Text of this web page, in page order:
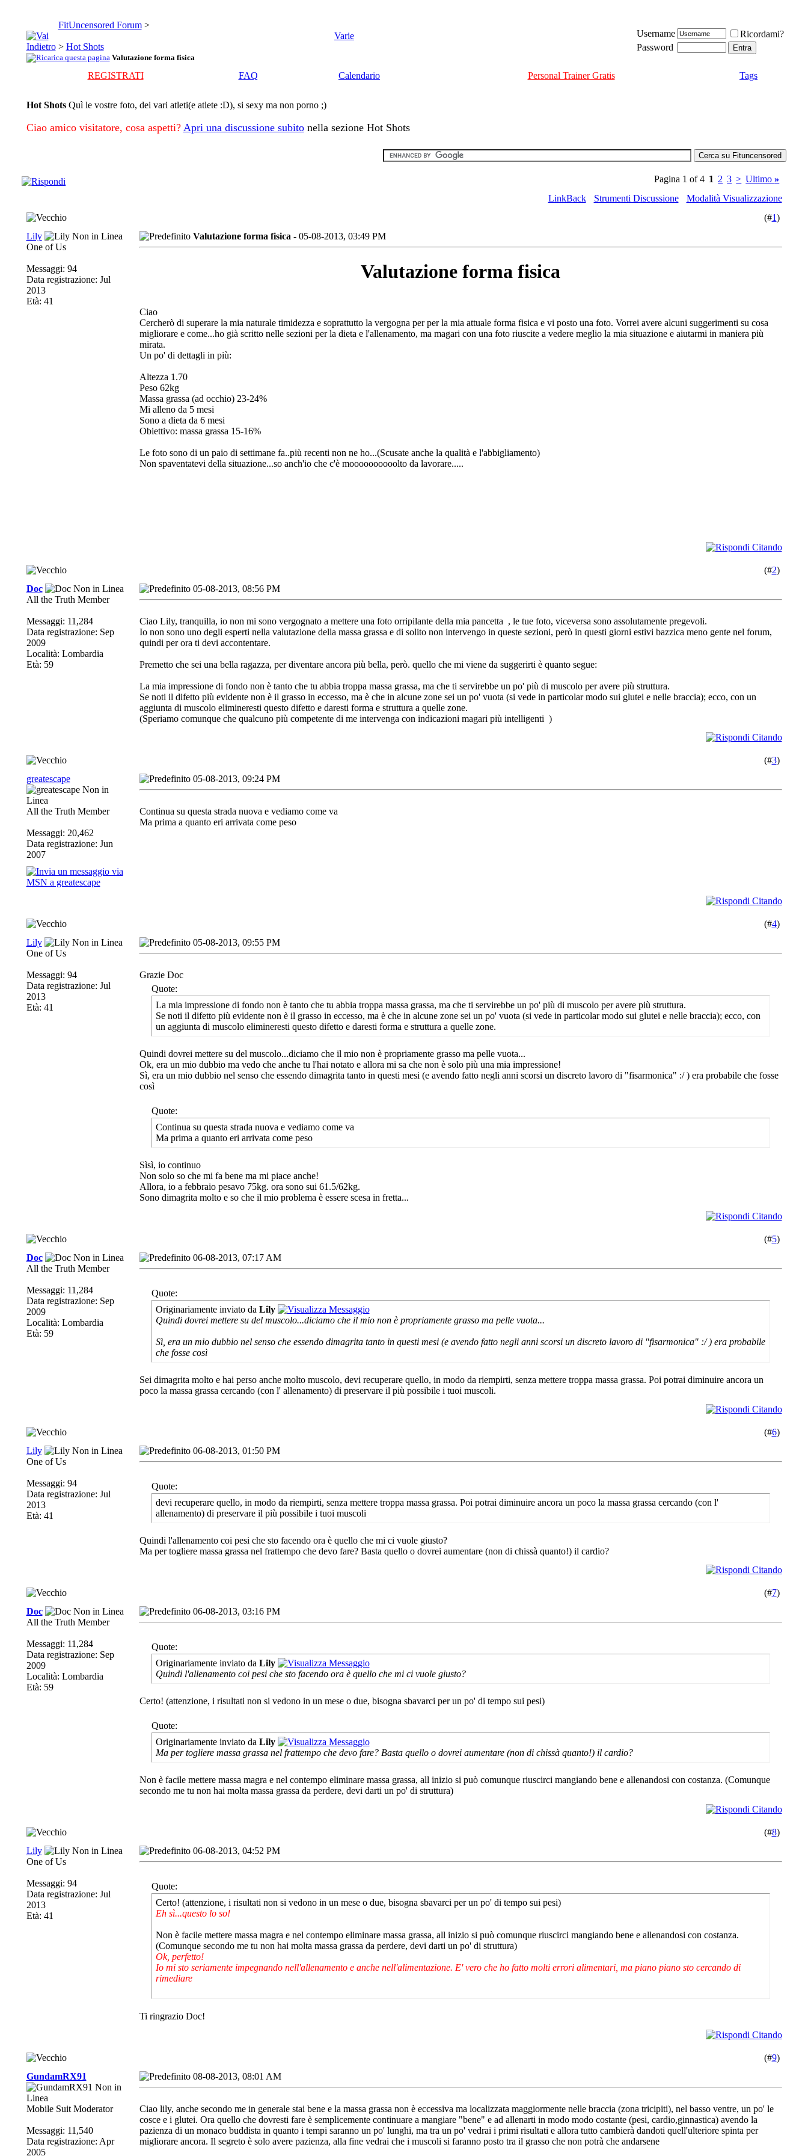
FitUncensored Forum >
Varie
> Hot Shots
Valutazione forma fisica
Username
Ricordami?
Password
REGISTRATI FAQ Calendario Personal Trainer Gratis Tags
Hot Shots Quì le vostre foto, dei vari atleti(e atlete :D), si sexy ma non porno ;)
Ciao amico visitatore, cosa aspetti? Apri una discussione subitonella sezione Hot Shots
Pagina 1 of 4 1 2 3 > Ultimo»
LinkBack
Strumenti Discussione
Modalità Visualizzazione
(#1)
Lily
One of Us
Messaggi: 94
Data registrazione: Jul
2013
Età: 41
Valutazione forma fisica - 05-08-2013, 03:49 PM
Valutazione forma fisica
Ciao
Cercherò di superare la mia naturale timidezza e soprattutto la vergogna per per la mia attuale forma fisica e vi posto una foto. Vorrei avere alcuni suggerimenti su cosa
migliorare e come...ho già scritto nelle sezioni per la dieta e l'allenamento, ma magari con una foto riuscite a vedere meglio la mia situazione e aiutarmi in maniera più
mirata.
Un po' di dettagli in più:
Altezza 1.70
Peso 62kg
Massa grassa (ad occhio) 23-24%
Mi alleno da 5 mesi
Sono a dieta da 6 mesi
Obiettivo: massa grassa 15-16%
Le foto sono di un paio di settimane fa..più recenti non ne ho...(Scusate anche la qualità e l'abbigliamento)
Non spaventatevi della situazione...so anch'io che c'è moooooooooolto da lavorare.....
(#2)
Doc
All the Truth Member
Messaggi: 11,284
Data registrazione: Sep
2009
Località: Lombardia
Età: 59
05-08-2013, 08:56 PM
Ciao Lily, tranquilla, io non mi sono vergognato a mettere una foto orripilante della mia pancetta , le tue foto, viceversa sono assolutamente pregevoli.
Io non sono uno degli esperti nella valutazione della massa grassa e di solito non intervengo in queste sezioni, però in questi giorni estivi bazzica meno gente nel forum,
quindi per ora ti devi accontentare.
Premetto che sei una bella ragazza, per diventare ancora più bella, però. quello che mi viene da suggerirti è quanto segue:
La mia impressione di fondo non è tanto che tu abbia troppa massa grassa, ma che ti servirebbe un po' più di muscolo per avere più struttura.
Se noti il difetto più evidente non è il grasso in eccesso, ma è che in alcune zone sei un po' vuota (si vede in particolar modo sui glutei e nelle braccia); ecco, con un
aggiunta di muscolo elimineresti questo difetto e daresti forma e struttura a quelle zone.
(Speriamo comunque che qualcuno più competente di me intervenga con indicazioni magari più intelligenti )
(#3)
greatescape
All the Truth Member
Messaggi: 20,462
Data registrazione: Jun
2007
05-08-2013, 09:24 PM
Continua su questa strada nuova e vediamo come va
Ma prima a quanto eri arrivata come peso
(#4)
Lily
One of Us
Messaggi: 94
Data registrazione: Jul
2013
Età: 41
05-08-2013, 09:55 PM
Grazie Doc
Quote:
La mia impressione di fondo non è tanto che tu abbia troppa massa grassa, ma che ti servirebbe un po' più di muscolo per avere più struttura.
Se noti il difetto più evidente non è il grasso in eccesso, ma è che in alcune zone sei un po' vuota (si vede in particolar modo sui glutei e nelle braccia); ecco, con
un aggiunta di muscolo elimineresti questo difetto e daresti forma e struttura a quelle zone.
Quindi dovrei mettere su del muscolo...diciamo che il mio non è propriamente grasso ma pelle vuota...
Ok, era un mio dubbio ma vedo che anche tu l'hai notato e allora mi sa che non è solo più una mia impressione!
Sì, era un mio dubbio nel senso che essendo dimagrita tanto in questi mesi (e avendo fatto negli anni scorsi un discreto lavoro di "fisarmonica" :/ ) era probabile che fosse
così
Quote:
Continua su questa strada nuova e vediamo come va
Ma prima a quanto eri arrivata come peso
Sìsì, io continuo
Non solo so che mi fa bene ma mi piace anche!
Allora, io a febbraio pesavo 75kg. ora sono sui 61.5/62kg.
Sono dimagrita molto e so che il mio problema è essere scesa in fretta...
(#5)
Doc
All the Truth Member
Messaggi: 11,284
Data registrazione: Sep
2009
Località: Lombardia
Età: 59
06-08-2013, 07:17 AM
Quote:
Originariamente inviato da Lily
Quindi dovrei mettere su del muscolo...diciamo che il mio non è propriamente grasso ma pelle vuota...
Sì, era un mio dubbio nel senso che essendo dimagrita tanto in questi mesi (e avendo fatto negli anni scorsi un discreto lavoro di "fisarmonica" :/ ) era probabile
che fosse così
Sei dimagrita molto e hai perso anche molto muscolo, devi recuperare quello, in modo da riempirti, senza mettere troppa massa grassa. Poi potrai diminuire ancora un
poco la massa grassa cercando (con l' allenamento) di preservare il più possibile i tuoi muscoli.
(#6)
Lily
One of Us
Messaggi: 94
Data registrazione: Jul
2013
Età: 41
06-08-2013, 01:50 PM
Quote:
devi recuperare quello, in modo da riempirti, senza mettere troppa massa grassa. Poi potrai diminuire ancora un poco la massa grassa cercando (con l'
allenamento) di preservare il più possibile i tuoi muscoli
Quindi l'allenamento coi pesi che sto facendo ora è quello che mi ci vuole giusto?
Ma per togliere massa grassa nel frattempo che devo fare? Basta quello o dovrei aumentare (non di chissà quanto!) il cardio?
(#7)
Doc
All the Truth Member
Messaggi: 11,284
Data registrazione: Sep
2009
Località: Lombardia
Età: 59
06-08-2013, 03:16 PM
Quote:
Originariamente inviato da Lily
Quindi l'allenamento coi pesi che sto facendo ora è quello che mi ci vuole giusto?
Certo! (attenzione, i risultati non si vedono in un mese o due, bisogna sbavarci per un po' di tempo sui pesi)
Quote:
Originariamente inviato da Lily
Ma per togliere massa grassa nel frattempo che devo fare? Basta quello o dovrei aumentare (non di chissà quanto!) il cardio?
Non è facile mettere massa magra e nel contempo eliminare massa grassa, all inizio si può comunque riuscirci mangiando bene e allenandosi con costanza. (Comunque
secondo me tu non hai molta massa grassa da perdere, devi darti un po' di struttura)
(#8)
Lily
One of Us
Messaggi: 94
Data registrazione: Jul
2013
Età: 41
06-08-2013, 04:52 PM
Quote:
Certo! (attenzione, i risultati non si vedono in un mese o due, bisogna sbavarci per un po' di tempo sui pesi)
Eh sì...questo lo so!
Non è facile mettere massa magra e nel contempo eliminare massa grassa, all inizio si può comunque riuscirci mangiando bene e allenandosi con costanza.
(Comunque secondo me tu non hai molta massa grassa da perdere, devi darti un po' di struttura)
Ok, perfetto!
Io mi sto seriamente impegnando nell'allenamento e anche nell'alimentazione. E' vero che ho fatto molti errori alimentari, ma piano piano sto cercando di
rimediare
Ti ringrazio Doc!
(#9)
GundamRX91
Mobile Suit Moderator
Messaggi: 11,540
Data registrazione: Apr
2005
08-08-2013, 08:01 AM
Ciao lily, anche secondo me in generale stai bene e la massa grassa non è eccessiva ma localizzata maggiormente nelle braccia (zona tricipiti), nel basso ventre, un po' le
cosce e i glutei. Ora quello che dovresti fare è semplicemente continuare a mangiare "bene" e ad allenarti in modo modo costante (pesi, cardio,ginnastica) avendo la
pazienza di un monaco buddista in quanto i tempi saranno un po' lunghi, ma tra un po' vedrai i primi risultati e allora tutto cambierà dandoti quell'ulteriore spinta per
migliorare ancora. Il segreto è solo avere pazienza, alla fine vedrai che i muscoli si faranno posto tra il grasso che non potrà che andarsene